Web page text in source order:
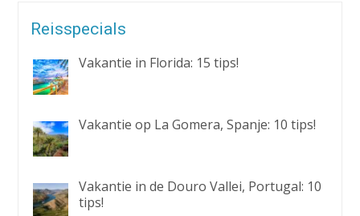
Reisspecials
Vakantie in Florida: 15 tips!
Vakantie op La Gomera, Spanje: 10 tips!
Vakantie in de Douro Vallei, Portugal: 10
tips!